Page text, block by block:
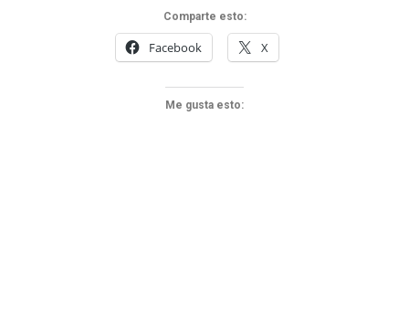
Comparte esto:
Facebook X
Me gusta esto: